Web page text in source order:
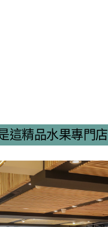
這精品水果專門店